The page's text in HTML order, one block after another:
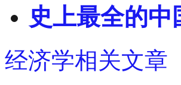
史上最全的
经济学相关文章